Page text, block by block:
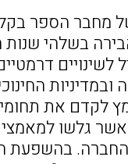
מחבר הספר
הבירה בשלהי
לשינויים
לקדם את
גלשו
החברה. בהשפעת